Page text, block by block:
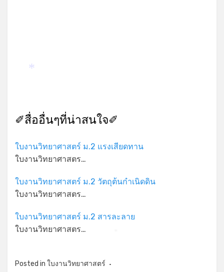
✐สื่ออื่นๆที่น่าสนใจ✐
ใบงานวิทยาศาสตร์ ม.2 แรงเสียดทาน
ใบงานวิทยาศาสตร…
ใบงานวิทยาศาสตร์ ม.2 วัตถุต้นกําเนิดดิน
ใบงานวิทยาศาสตร…
ใบงานวิทยาศาสตร์ ม.2 สารละลาย
ใบงานวิทยาศาสตร…
Posted in ใบงานวิทยาศาสตร์